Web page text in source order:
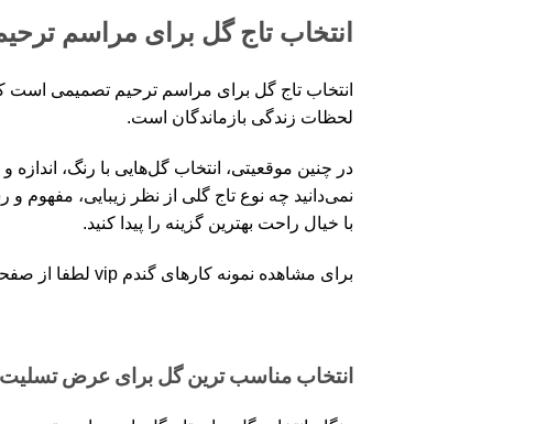
انتخاب تاج گل برای مراسم
انتخاب تاج گل برای مراسم ترحیم تصمیمی است
لحظات زندگی بازماندگان است.
در چنین موقعیتی، انتخاب گل‌هایی با رنگ، اندازه
نمی‌دانید چه نوع تاج گلی از نظر زیبایی،
با خیال راحت بهترین گزینه را پیدا کنید.
برای مشاهده نمونه کارهای گندم vip لطفا از صفحه
انتخاب مناسب ترین گل برای عرض تسلیت